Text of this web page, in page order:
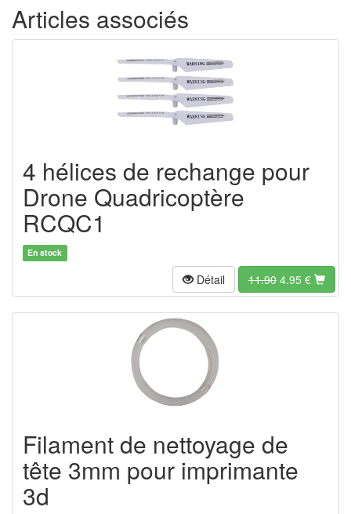
Articles associés
4 hélices de rechange pour
Drone Quadricoptère
RCQC1
En stock
Détail 11.90 4.95 €
Filament de nettoyage de
tête 3mm pour imprimante
3d